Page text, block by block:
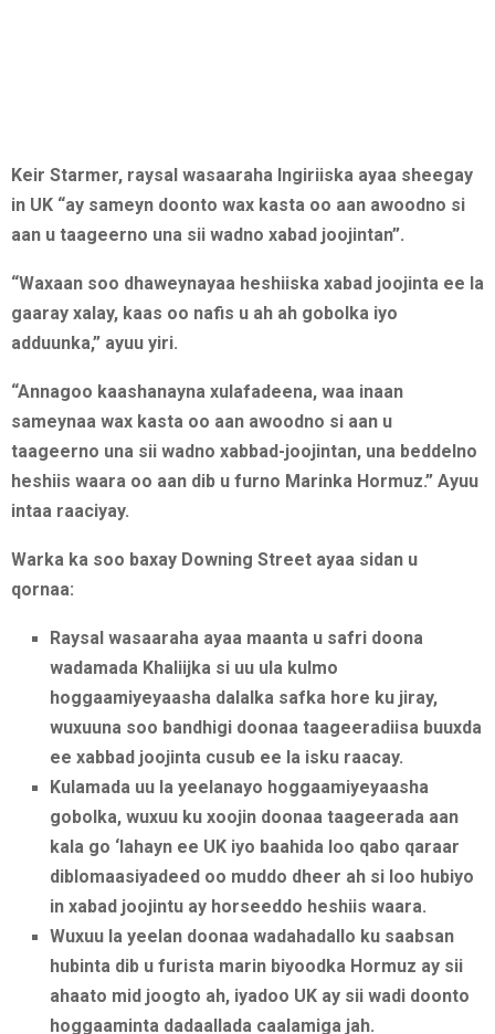
Keir Starmer, raysal wasaaraha Ingiriiska ayaa sheegay
in UK “ay sameyn doonto wax kasta oo aan awoodno si
aan u taageerno una sii wadno xabad joojintan”.
“Waxaan soo dhaweynayaa heshiiska xabad joojinta ee la
gaaray xalay, kaas oo nafis u ah ah gobolka iyo
adduunka,” ayuu yiri.
“Annagoo kaashanayna xulafadeena, waa inaan
sameynaa wax kasta oo aan awoodno si aan u
taageerno una sii wadno xabbad-joojintan, una beddelno
heshiis waara oo aan dib u furno Marinka Hormuz.” Ayuu
intaa raaciyay.
Warka ka soo baxay Downing Street ayaa sidan u
qornaa:
Raysal wasaaraha ayaa maanta u safri doona
wadamada Khaliijka si uu ula kulmo
hoggaamiyeyaasha dalalka safka hore ku jiray,
wuxuuna soo bandhigi doonaa taageeradiisa buuxda
ee xabbad joojinta cusub ee la isku raacay.
Kulamada uu la yeelanayo hoggaamiyeyaasha
gobolka, wuxuu ku xoojin doonaa taageerada aan
kala go ‘lahayn ee UK iyo baahida loo qabo qaraar
diblomaasiyadeed oo muddo dheer ah si loo hubiyo
in xabad joojintu ay horseeddo heshiis waara.
Wuxuu la yeelan doonaa wadahadallo ku saabsan
hubinta dib u furista marin biyoodka Hormuz ay sii
ahaato mid joogto ah, iyadoo UK ay sii wadi doonto
hoggaaminta dadaallada caalamiga jah.